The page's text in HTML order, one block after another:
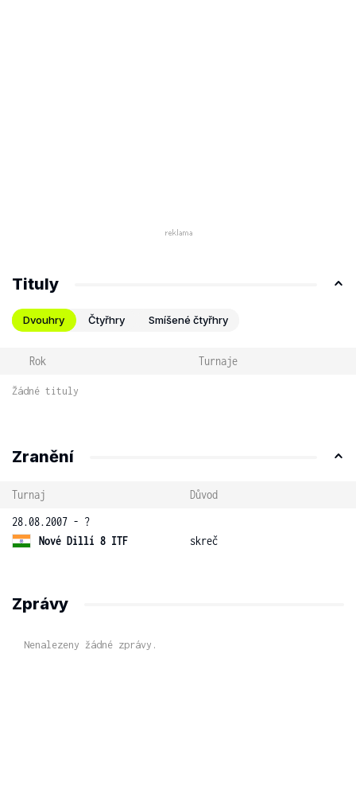
Tituly
Dvouhry Čtyřhry Smíšené čtyřhry
Rok Turnaje
Žádné tituly
Zranění
Turnaj
Důvod
28.08.2007 - ?
Nové Dillí 8 ITF
skreč
Zprávy
Nenalezeny žádné zprávy.